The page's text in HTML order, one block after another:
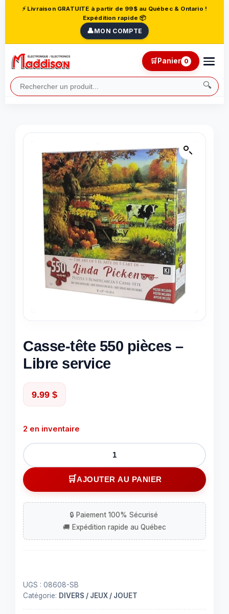
⚡ Livraison GRATUITE à partir de 99$ au Québec & Ontario !
Expédition rapide 📦
👤MON COMPTE
🔍
🛒Panier 0
Casse-tête 550 pièces –
Libre service
9.99 $
2 en inventaire
quantité
de
Casse-
tête
pièces
-
Libre
AJOUTER AU PANIER
UGS : 08608-SB
Catégorie: DIVERS / JEUX / JOUET